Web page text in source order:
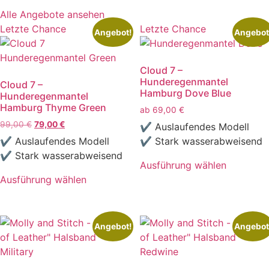
Alle Angebote ansehen
Letzte Chance
Angebot!
Cloud 7 –
Hunderegenmantel
Hamburg Thyme Green
99,00€ Ursprünglicher
Preis
war:
99,00 €
79,00€Aktueller
Preis
ist:
79,00 €.
✔ Auslaufendes Modell
✔ Stark wasserabweisend
Ausführung wählen
weist
mehrere
Varianten
Letzte Chance
Cloud 7 –
Hunderegenmantel
Hamburg Dove Blue
ab 69,00 €
✔ Auslaufendes Modell
✔ Stark wasserabweisend
Ausführung wählen
mehrere
Varianten
auf.
Angebot!